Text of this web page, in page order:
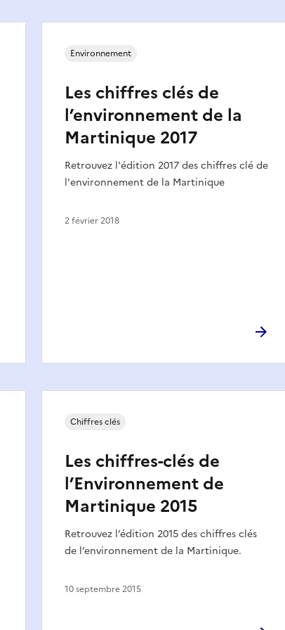
Les chiffres clés de
l’environnement de la
Martinique 2017
Retrouvez l'édition 2017 des chiffres clé de
l'environnement de la Martinique
Environnement
2 février 2018
Les chiffres-clés de
l’Environnement de
Martinique 2015
Retrouvez l’édition 2015 des chiffres clés
de l’environnement de la Martinique.
Chiffres clés
10 septembre 2015